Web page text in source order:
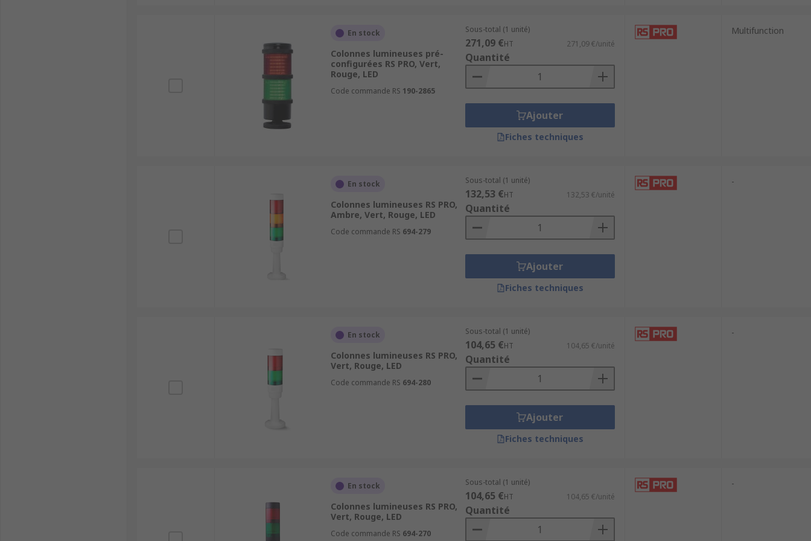
En stock
Colonnes lumineuses pré-
configurées RS PRO, Vert,
Rouge, LED
Code commande RS 190-2865
Sous-total (1 unité)
271,09 €HT 271,09 €/unité
Quantité
Ajouter
Fiches techniques
Multifunction
En stock
Colonnes lumineuses RS PRO,
Ambre, Vert, Rouge, LED
Code commande RS 694-279
Sous-total (1 unité)
132,53 €HT 132,53 €/unité
Quantité
Ajouter
Fiches techniques
-
En stock
Colonnes lumineuses RS PRO,
Vert, Rouge, LED
Code commande RS 694-280
Sous-total (1 unité)
104,65 €HT 104,65 €/unité
Quantité
Ajouter
Fiches techniques
-
En stock
Colonnes lumineuses RS PRO,
Vert, Rouge, LED
Code commande RS 694-270
Sous-total (1 unité)
104,65 €HT 104,65 €/unité
Quantité
-